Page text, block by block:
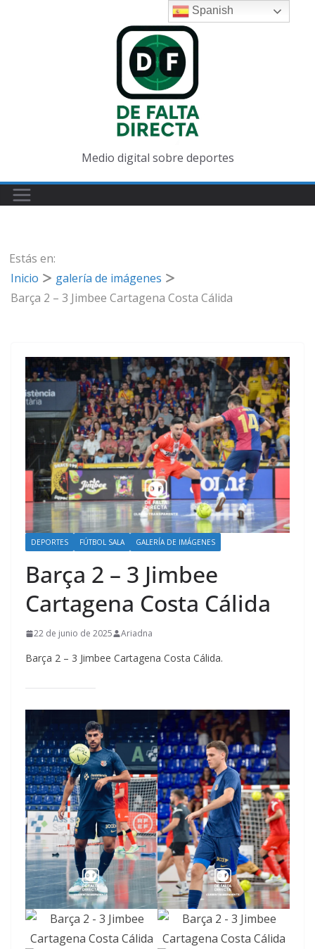
Medio digital sobre deportes
Estás en:
Inicio
galería de imágenes
Barça 2 – 3 Jimbee Cartagena Costa Cálida
DEPORTES FÚTBOL SALA GALERÍA DE IMÁGENES
Barça 2 – 3 Jimbee
Cartagena Costa Cálida
22 de junio de 2025 Ariadna
Barça 2 – 3 Jimbee Cartagena Costa Cálida.
Spanish